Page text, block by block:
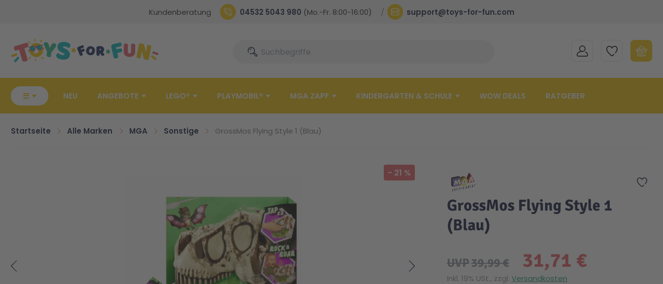
Kundenberatung 04532 5043 980 (Mo.-Fr. 8:00-16:00) support@toys-for-fun.com
SucheSuche MEIN KONTOMEINE WUNSCHLISTE
☰ NEU ANGEBOTE LEGO® PLAYMOBIL® MGA ZAPF KINDERGARTEN & SCHULE WOW DEALS RATGEBER
Startseite Alle Marken MGA Sonstige GrossMos Flying Style 1 (Blau)
- 21 %
Zur
GrossMos Flying Style 1
(Blau)
31,71 €
UVP39,99 €
Inkl. 19% USt., zzgl. Versandkosten